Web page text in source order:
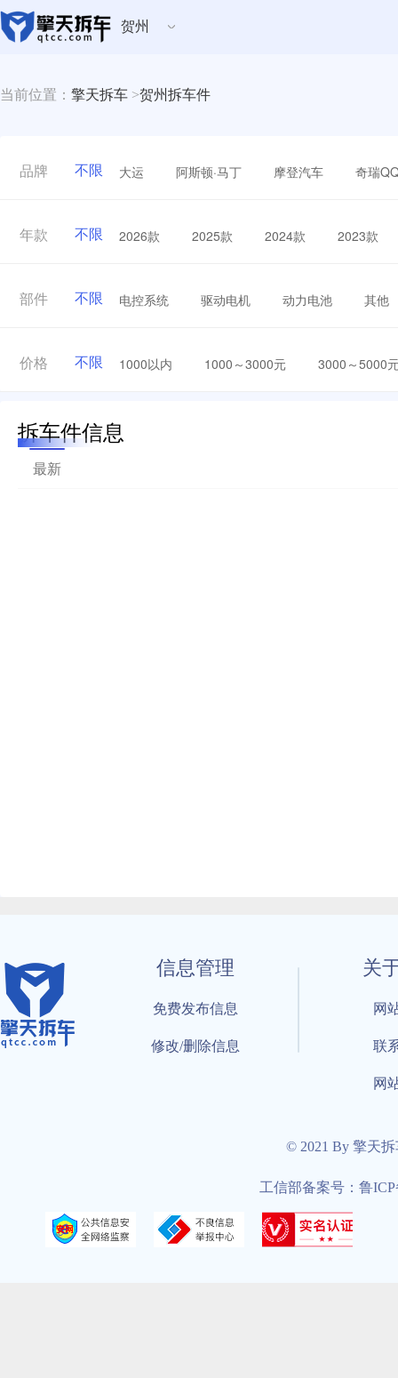
贺州
当前位置： 擎天拆车 >贺州拆车件
品牌 不限 大运 阿斯顿·马丁 摩登汽车 奇瑞
年款 不限 2026款 2025款 2024款 2023款
部件 不限 电控系统 驱动电机 动力电池 其他
价格 不限 1000以内 1000～3000元 3000～5000
拆车件信息
最新
信息管理
免费发布信息
修改/删除信息
关
网
联
网
© 2021 By 擎天
工信部备案号：鲁